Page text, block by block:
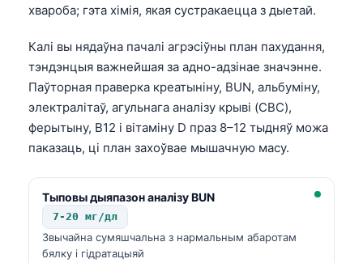
хвароба; гэта хімія, якая сустракаецца з дыетай.
Калі вы нядаўна пачалі агрэсіўны план пахудання,
тэндэнцыя важнейшая за адно-адзінае значэнне.
Паўторная праверка креатыніну, BUN, альбуміну,
электралітаў, агульнага аналізу крыві (CBC),
ферытыну, B12 і вітаміну D праз 8–12 тыдняў можа
паказаць, ці план захоўвае мышачную масу.
Тыповы дыяпазон аналізу BUN
7-20 мг/дл
Звычайна сумяшчальна з нармальным абаротам
бялку і гідратацыяй
தமிழ்
ગુજરાતી
ಕನ್ನಡ
മലയാളം
Bahasa Melayu
Tiếng Việt
Tagalog
ไทย
ဗမာစာ
ភាសាខ្មែរ